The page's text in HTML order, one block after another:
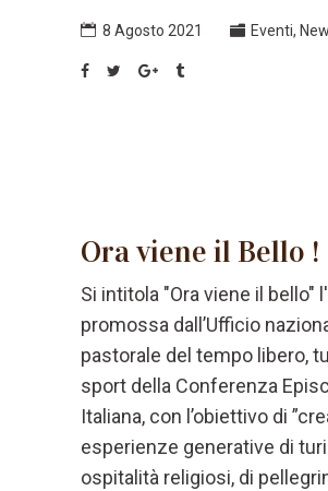
8 Agosto 2021 Eventi,
Ora viene il Bello !
Si intitola "Ora viene il bello"
promossa dall’Ufficio
pastorale del tempo libero,
sport della Conferenza
Italiana, con l’obiettivo di
esperienze generative di
ospitalità religiosi, di